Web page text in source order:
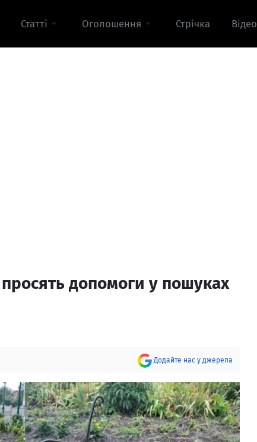
Статті Оголошення Стрічка Відео
допомоги у пошуках
Додайте нас у джерела